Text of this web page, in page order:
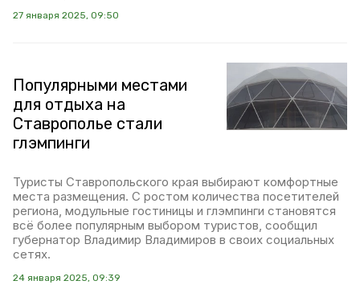
27 января 2025, 09:50
Популярными местами
для отдыха на
Ставрополье стали
глэмпинги
Туристы Ставропольского края выбирают комфортные
места размещения. С ростом количества посетителей
региона, модульные гостиницы и глэмпинги становятся
всё более популярным выбором туристов, сообщил
губернатор Владимир Владимиров в своих социальных
сетях.
24 января 2025, 09:39